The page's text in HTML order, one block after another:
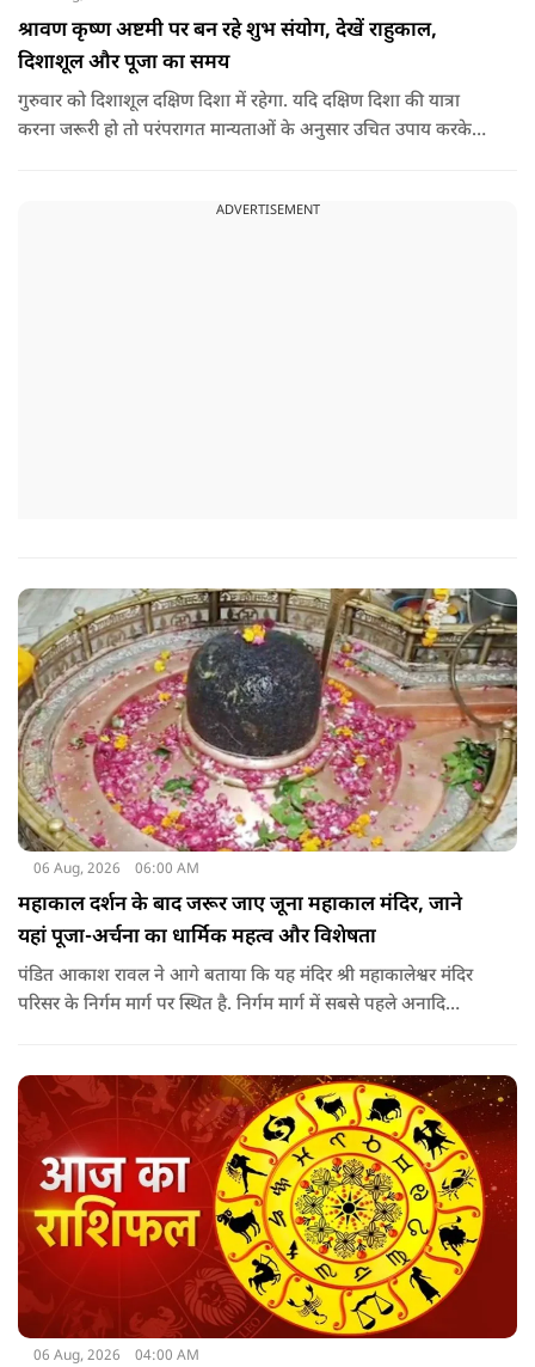
श्रावण कृष्ण अष्टमी पर बन रहे शुभ संयोग, देखें राहुकाल,
दिशाशूल और पूजा का समय
गुरुवार को दिशाशूल दक्षिण दिशा में रहेगा. यदि दक्षिण दिशा की यात्रा
करना जरूरी हो तो परंपरागत मान्यताओं के अनुसार उचित उपाय करके
ADVERTISEMENT
06 Aug, 2026 06:00 AM
महाकाल दर्शन के बाद जरूर जाए जूना महाकाल मंदिर, जाने
यहां पूजा-अर्चना का धार्मिक महत्व और विशेषता
पंडित आकाश रावल ने आगे बताया कि यह मंदिर श्री महाकालेश्वर मंदिर
परिसर के निर्गम मार्ग पर स्थित है. निर्गम मार्ग में सबसे पहले अनादि
06 Aug, 2026 04:00 AM